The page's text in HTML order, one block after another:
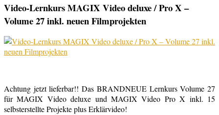
Video-Lernkurs MAGIX Video deluxe / Pro X –
Volume 27 inkl. neuen Filmprojekten
Achtung jetzt lieferbar!! Das BRANDNEUE Lernkurs Volume 27
für MAGIX Video deluxe und MAGIX Video Pro X inkl. 15
selbsterstellte Projekte plus Erklärvideo!